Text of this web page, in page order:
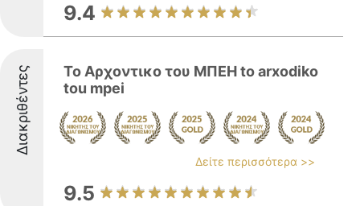
9.4
Διακριθέντες
Το Αρχοντικο του ΜΠΕΗ to arxodiko
tou mpei
Δείτε περισσότερα >>
9.5